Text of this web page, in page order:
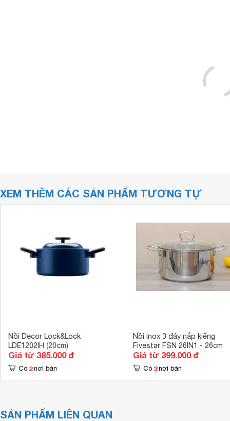
XEM THÊM CÁC SẢN PHẨM TƯƠNG TỰ
Nồi Decor Lock&Lock
LDE1202IH (20cm)
Giá từ 385.000 đ
Có 2 nơi bán
Nồi inox 3 đáy nắp kiếng
Fivestar FSN 26IN1 - 26cm
Giá từ 399.000 đ
Có 3 nơi bán
SẢN PHẨM LIÊN QUAN